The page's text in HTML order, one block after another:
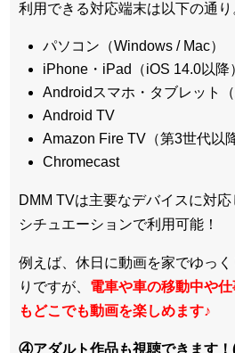
利用できる対応端末は以下の通り
パソコン（Windows / Mac）
iPhone・iPad（iOS 14.0以降
Androidスマホ・タブレット
Android TV
Amazon Fire TV（第3世代以
Chromecast
DMM TVは主要なデバイスに対応
シチュエーションで利用可能！
例えば、休日に動画を家でゆっ
りですが、 電車や車の移動中や
もどこでも動画を楽しめます♪
④アダルト作品も視聴できます！